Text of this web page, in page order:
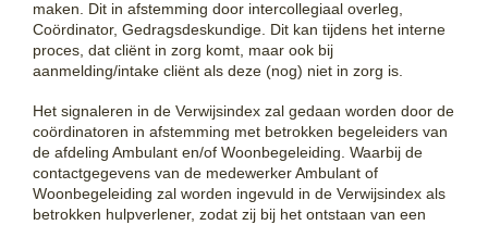
maken. Dit in afstemming door intercollegiaal overleg,
Coördinator, Gedragsdeskundige. Dit kan tijdens het interne
proces, dat cliënt in zorg komt, maar ook bij
aanmelding/intake cliënt als deze (nog) niet in zorg is.
Het signaleren in de Verwijsindex zal gedaan worden door de
coördinatoren in afstemming met betrokken begeleiders van
de afdeling Ambulant en/of Woonbegeleiding. Waarbij de
contactgegevens van de medewerker Ambulant of
Woonbegeleiding zal worden ingevuld in de Verwijsindex als
betrokken hulpverlener, zodat zij bij het ontstaan van een